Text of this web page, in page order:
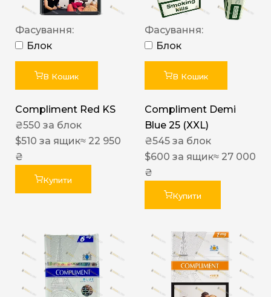
Фасування:
Блок
В Кошик
Compliment Red KS
₴550 за блок
$510 за ящик≈ 22 950
₴
Купити
Фасування:
Блок
В Кошик
Compliment Demi
Blue 25 (XXL)
₴545 за блок
$600 за ящик≈ 27 000
₴
Купити